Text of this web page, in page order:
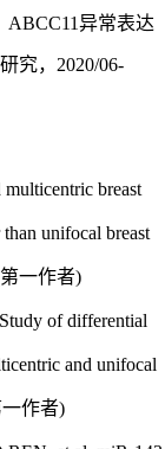
ABCC11异常表达
究，2020/06-
breast
unifocal breast
第一作者)
of differential
and unifocal
一作者)